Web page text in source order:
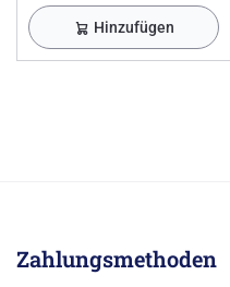
Hinzufügen
Zahlungsmethoden